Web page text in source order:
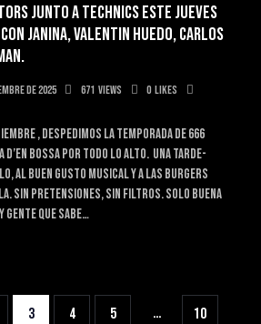
JUNTO A TECHNICS ESTE JUEVES
JANINA, VALENTIN HUEDO, CARLOS
de 2025 671 Views 0 Likes
, DESPEDIMOS LA TEMPORADA DE 666
d’en Bossa POR TODO LO ALTO. Una tarde-
al buen gusto musical y a las burgers
Sin pretensiones, sin filtros. Solo buena
gente que sabe…
3 4 5 … 10